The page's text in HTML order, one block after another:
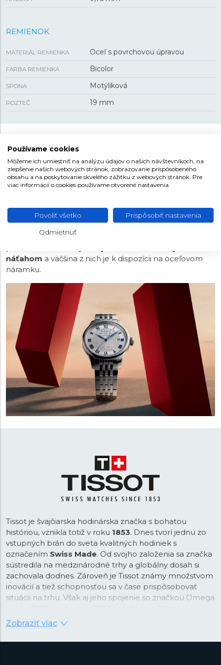
REMIENOK
MATERIÁL REMIENKA Oceľ s povrchovou úpravou
FARBA REMIENKA Bicolor
SPONA Motýliková
ROZTEČ 19 mm
Modelová kolekcia Le Locle dostala svoje meno po
domovskom meste značky Tissot. V roku 2003 touto
kolekciou výrobca oslávil150. výročiezaloženia značky.
sofistikovaným prevedením číselníkov s originálnym
členením a jemným dizajnom. Celkový elegantný
dojem dotvárajú aj listové ručičky. Všetky modely
náťahom a väčšina z nich je k dispozícii na oceľovom
náramku.
Tissot je švajčiarska hodinárska značka s bohatou
históriou, vznikla totiž v roku 1853. Dnes tvorí jednu zo
vstupných brán do sveta kvalitných hodiniek s
označením Swiss Made. Od svojho založenia sa značka
sústredila na medzinárodné trhy a globálny dosah si
zachovala dodnes. Zároveň je Tissot známy množstvom
inovácií a tiež schopnosťou sa v čase prispôsobovať
situácii na trhu. Však aj jeho spojenie so značkou Omega
predstihom základy oveľa neskôr sformované
Group.
Zobraziť viac
Používame cookies
Môžeme ich umiestniť na analýzu údajov o našich návštevníkoch, na
zlepšenie našich webových stránok, zobrazovanie prispôsobeného
obsahu a na poskytovanie skvelého zážitku z webových stránok. Pre
viac informácií o cookies používame otvorené nastavenia.
Povoliť všetko Prispôsobiť nastavenia
Odmietnuť